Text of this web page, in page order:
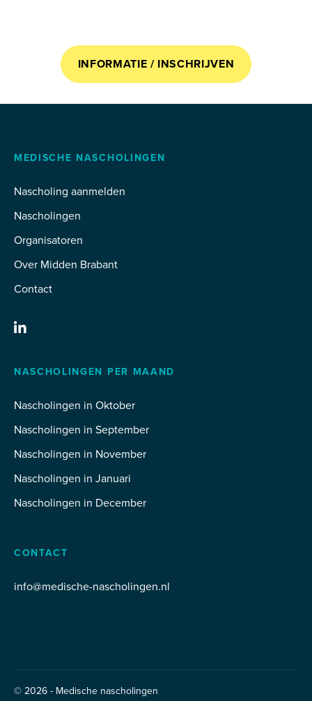
INFORMATIE / INSCHRIJVEN
MEDISCHE NASCHOLINGEN
Nascholing aanmelden
Nascholingen
Organisatoren
Over Midden Brabant
Contact
NASCHOLINGEN PER MAAND
Nascholingen in Oktober
Nascholingen in September
Nascholingen in November
Nascholingen in Januari
Nascholingen in December
CONTACT
info@medische-nascholingen.nl
© 2026 - Medische nascholingen